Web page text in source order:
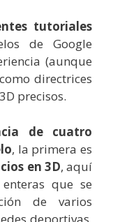
tutoriales
de Google
(aunque
directrices
precisos.
de cuatro
, la primera es
en 3D, aquí
que se
de varios